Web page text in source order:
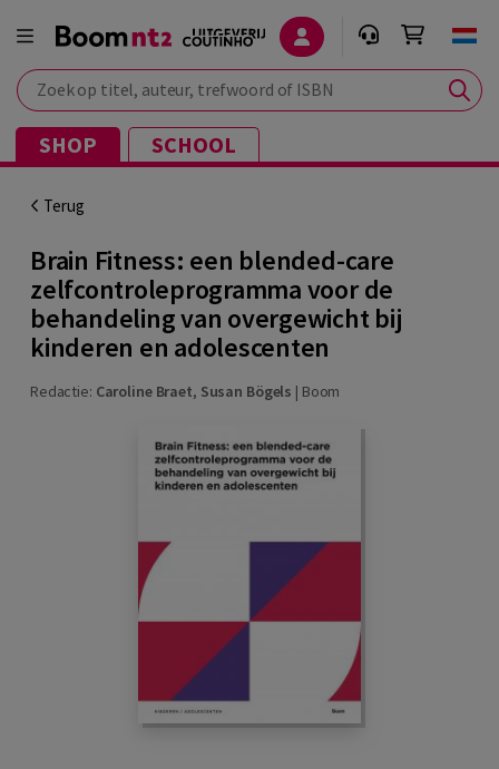
Zoek op titel, auteur, trefwoord of ISBN
SHOP SCHOOL
Terug
Brain Fitness: een blended-care
zelfcontroleprogramma voor de
behandeling van overgewicht bij
kinderen en adolescenten
Redactie: Caroline Braet, Susan Bögels | Boom